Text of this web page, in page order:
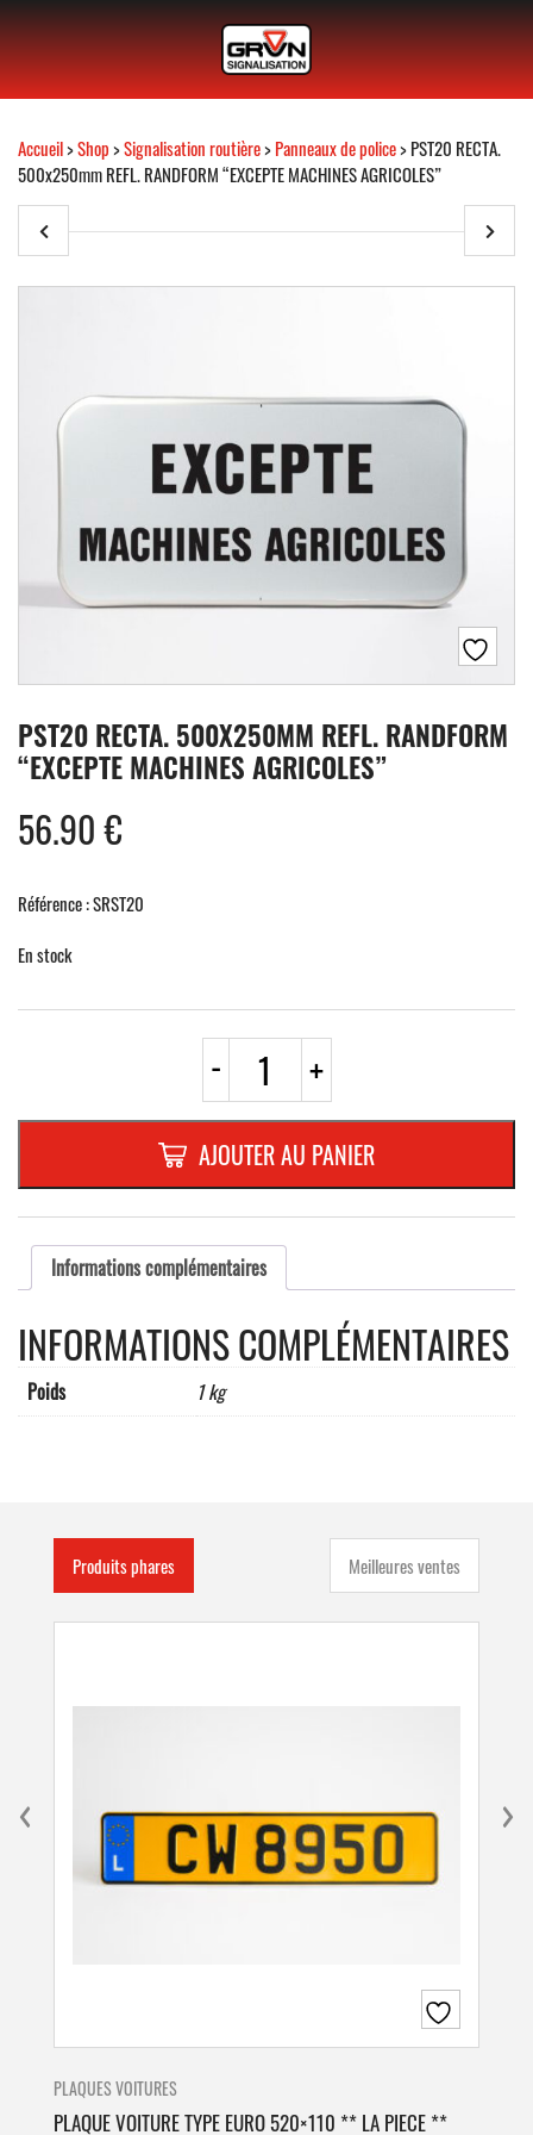
Accueil>Shop>Signalisation routière>Panneaux de police> PST20 RECTA.
500x250mm REFL. RANDFORM “EXCEPTE MACHINES AGRICOLES”
PST20 RECTA. 500X250MM REFL. RANDFORM
“EXCEPTE MACHINES AGRICOLES”
56.90€
Référence : SRST20
En stock
- quantité
PST20
RECTA.
500x250mm
REFL.
RANDFORM
"EXCEPTE
MACHINES
AGRICOLES"
+
AJOUTER AU PANIER
Informations complémentaires
INFORMATIONS COMPLÉMENTAIRES
Poids 1 kg
Produits phares Meilleures ventes
PLAQUES VOITURES
PLAQUE VOITURE TYPE EURO 520×110 ** LA PIECE **